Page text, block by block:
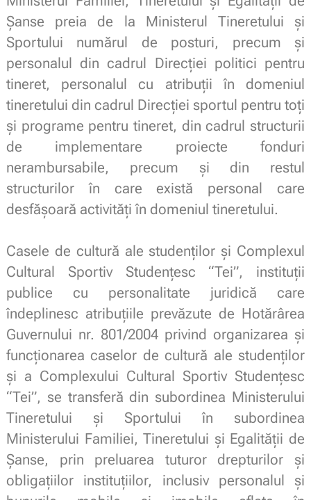
Şanse preia de la Ministerul Tineretului şi
Sportului numărul de posturi, precum şi
personalul din cadrul Direcţiei politici pentru
tineret, personalul cu atribuţii în domeniul
tineretului din cadrul Direcţiei sportul pentru toţi
şi programe pentru tineret, din cadrul structurii
de implementare proiecte fonduri
nerambursabile, precum şi din restul
structurilor în care există personal care
desfăşoară activităţi în domeniul tineretului.
Casele de cultură ale studenţilor şi Complexul
Cultural Sportiv Studenţesc “Tei”, instituţii
publice cu personalitate juridică care
îndeplinesc atribuţiile prevăzute de Hotărârea
Guvernului nr. 801/2004 privind organizarea şi
funcţionarea caselor de cultură ale studenţilor
şi a Complexului Cultural Sportiv Studenţesc
“Tei”, se transferă din subordinea Ministerului
Tineretului şi Sportului în subordinea
Ministerului Familiei, Tineretului şi Egalităţii de
Şanse, prin preluarea tuturor drepturilor şi
obligaţiilor instituţiilor, inclusiv personalul şi